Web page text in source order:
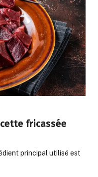
fricassée
principal utilisé est